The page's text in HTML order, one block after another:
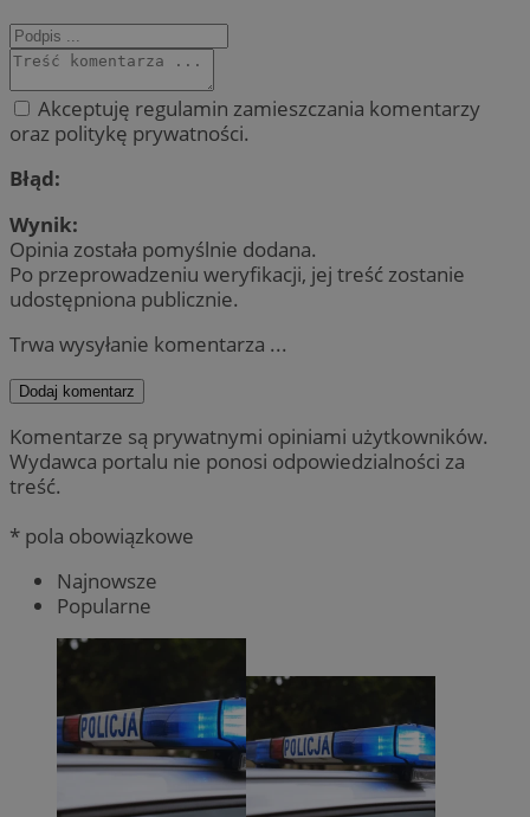
Akceptuję regulamin zamieszczania komentarzy
oraz politykę prywatności.
Błąd:
Wynik:
Opinia została pomyślnie dodana.
Po przeprowadzeniu weryfikacji, jej treść zostanie
udostępniona publicznie.
Trwa wysyłanie komentarza ...
Dodaj komentarz
Komentarze są prywatnymi opiniami użytkowników.
Wydawca portalu nie ponosi odpowiedzialności za
treść.
* pola obowiązkowe
Najnowsze
Popularne